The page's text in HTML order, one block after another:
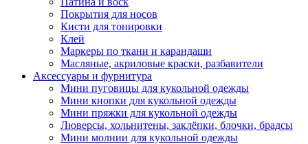
Покрытия для носов
Кисти для тонировки
Клей
Маркеры по ткани и карандаши
Масляные, акриловые краски, разбавители
Аксессуары и фурнитура
Мини пуговицы для кукольной одежды
Мини кнопки для кукольной одежды
Мини пряжки для кукольной одежды
Люверсы, хольнитены, заклёпки, блочки, брадсы
Мини молнии для кукольной одежды